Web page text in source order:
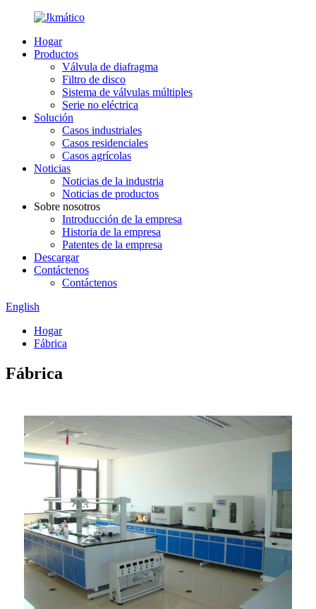
Hogar
Productos
Válvula de diafragma
Filtro de disco
Sistema de válvulas múltiples
Serie no eléctrica
Solución
Casos industriales
Casos residenciales
Casos agrícolas
Noticias
Noticias de la industria
Noticias de productos
Sobre nosotros
Introducción de la empresa
Historia de la empresa
Patentes de la empresa
Descargar
Contáctenos
Contáctenos
English
Hogar
Fábrica
Fábrica